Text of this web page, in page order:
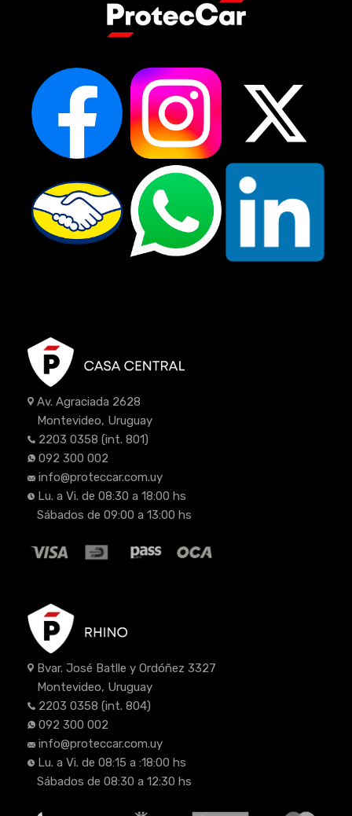
Av. Agraciada 2628
Montevideo, Uruguay
2203 0358 (int. 801)
092 300 002
info@proteccar.com.uy
Lu. a Vi. de 08:30 a 18:00 hs
Sábados de 09:00 a 13:00 hs
Bvar. José Batlle y Ordóñez 3327
Montevideo, Uruguay
2203 0358 (int. 804)
092 300 002
info@proteccar.com.uy
Lu. a Vi. de 08:15 a :18:00 hs
Sábados de 08:30 a 12:30 hs